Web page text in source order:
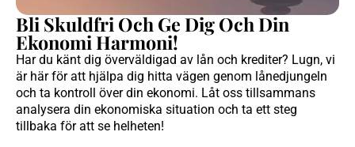
Bli Skuldfri Och Ge Dig Och Din
Ekonomi Harmoni!
Har du känt dig överväldigad av lån och krediter? Lugn, vi
är här för att hjälpa dig hitta vägen genom lånedjungeln
och ta kontroll över din ekonomi. Låt oss tillsammans
analysera din ekonomiska situation och ta ett steg
tillbaka för att se helheten!